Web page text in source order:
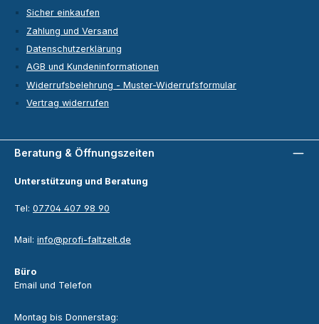
Beratung & Öffnungszeiten
Unterstützung und Beratung
Tel: 07704 407 98 90
Mail: info@profi-faltzelt.de
Büro
Email und Telefon
Montag bis Donnerstag:
Sicher einkaufen
Zahlung und Versand
Datenschutzerklärung
AGB und Kundeninformationen
Widerrufsbelehrung - Muster-Widerrufsformular
Vertrag widerrufen